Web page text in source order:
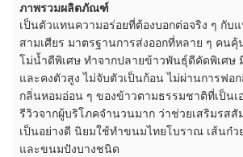
ภาพรวมผลิตภัณฑ์
เป็นตัวแทนความอร่อยที่ต้องบอกต่อจริง ๆ กับ
สามเศียร มาตรฐานการส่งออกที่หลาย ๆ คนคุ้
โม่น้ำดีพิเศษ ทำจากปลายข้าวพันธุ์ดีคัดพิเศษ
และคงตัวสูง ไม่จับตัวเป็นก้อน ไม่ผ่านการฟอ
กลิ่นหอมอ่อน ๆ ของข้าวตามธรรมชาติที่เป็น
รีวิวจากผู้บริโภคจำนวนมาก ว่าช่วยเสริมรสสั
เป็นอย่างดี นิยมใช้ทำขนมไทยโบราณ เส้นก๋ว
และขนมปังบางชนิด